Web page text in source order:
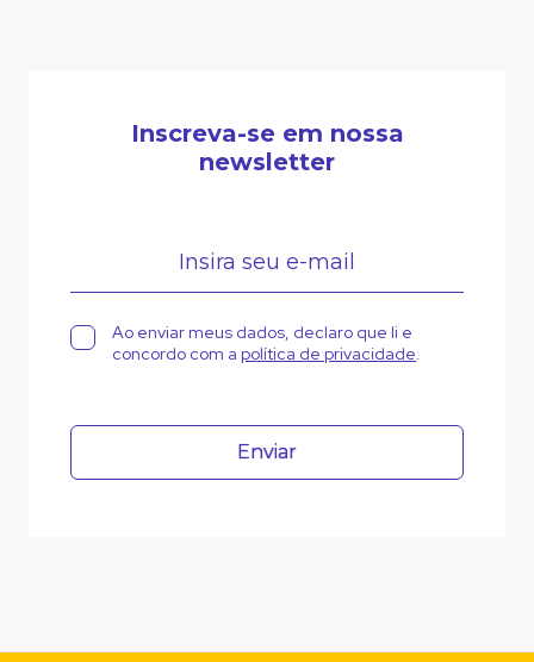
Inscreva-se em nossa
newsletter
Ao enviar meus dados, declaro que li e
concordo com a política de privacidade.
Enviar